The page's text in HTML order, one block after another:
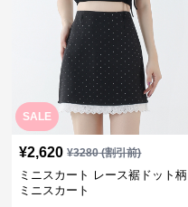
SALE
¥2,620 ¥3280(割引前)
ミニスカート レース裾ドット柄
ミニスカート